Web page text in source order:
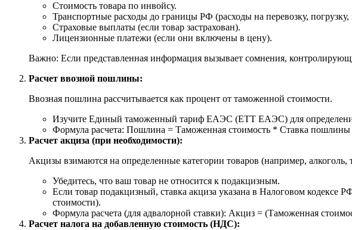
Стоимость товара по инвойсу.
Транспортные расходы до границы РФ (расходы на перевозку, погрузку,
Страховые выплаты (если товар застрахован).
Лицензионные платежи (если они включены в цену).
Важно: Если представленная информация вызывает сомнения,
Расчет ввозной пошлины:
Ввозная пошлина рассчитывается как процент от таможенной стоимости.
Изучите Единый таможенный тариф ЕАЭС (ЕТТ ЕАЭС) для
Формула расчета: Пошлина = Таможенная стоимость * Ставка пошлины
Расчет акциза (при необходимости):
Акцизы взимаются на определенные категории товаров (например, алкоголь,
Убедитесь, что ваш товар не относится к подакцизным.
Если товар подакцизный, ставка акциза указана в Налоговом
стоимости).
Формула расчета (для адвалорной ставки): Акциз = (Таможенная
Расчет налога на добавленную стоимость (НДС):